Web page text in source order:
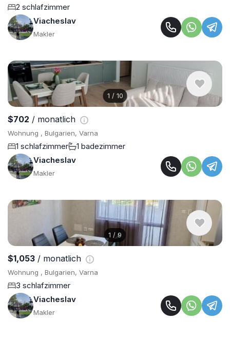
2 schlafzimmer
Viacheslav
Makler
1 / 10
$702 / monatlich
Wohnung , Bulgarien, Varna
1 schlafzimmer
1 badezimmer
Viacheslav
Makler
1 /9
$1,053 / monatlich
Wohnung , Bulgarien, Varna
3 schlafzimmer
Viacheslav
Makler